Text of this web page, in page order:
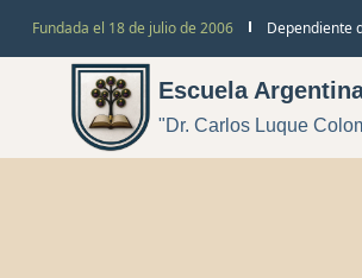
Fundada el 18 de julio de 2006 Dependiente
Escuela
"Dr. Carlos Luque